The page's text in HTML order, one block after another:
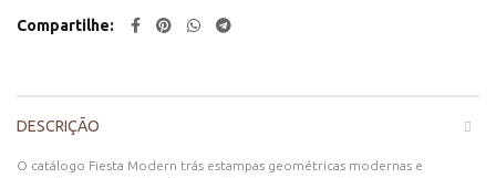
Compartilhe
DESCRIÇÃO
O catálogo Fiesta Modern trás estampas geométricas modernas e